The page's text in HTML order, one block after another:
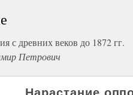
с древних веков до 1872 гг.
Петрович